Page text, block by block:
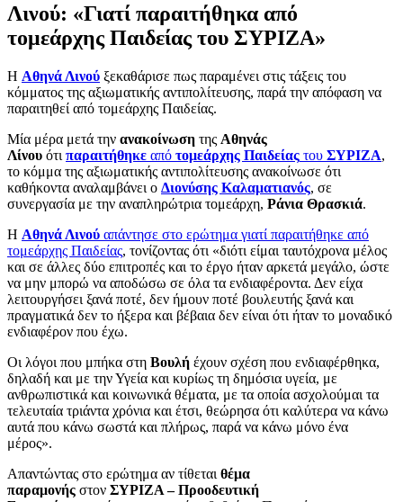
Λινού: «Γιατί παραιτήθηκα από
τομεάρχης Παιδείας του ΣΥΡΙΖΑ»
Η Αθηνά Λινού ξεκαθάρισε πως παραμένει στις τάξεις του
κόμματος της αξιωματικής αντιπολίτευσης, παρά την απόφαση να
παραιτηθεί από τομεάρχης Παιδείας.
Μία μέρα μετά την ανακοίνωση της Αθηνάς
Λίνου ότι παραιτήθηκε από τομεάρχης Παιδείας του ΣΥΡΙΖΑ,
το κόμμα της αξιωματικής αντιπολίτευσης ανακοίνωσε ότι
καθήκοντα αναλαμβάνει ο Διονύσης Καλαματιανός, σε
συνεργασία με την αναπληρώτρια τομεάρχη, Ράνια Θρασκιά.
Η Αθηνά Λινού απάντησε στο ερώτημα γιατί παραιτήθηκε από
τομεάρχης Παιδείας, τονίζοντας ότι «διότι είμαι ταυτόχρονα μέλος
και σε άλλες δύο επιτροπές και το έργο ήταν αρκετά μεγάλο, ώστε
να μην μπορώ να αποδώσω σε όλα τα ενδιαφέροντα. Δεν είχα
λειτουργήσει ξανά ποτέ, δεν ήμουν ποτέ βουλευτής ξανά και
πραγματικά δεν το ήξερα και βέβαια δεν είναι ότι ήταν το μοναδικό
ενδιαφέρον που έχω.
Οι λόγοι που μπήκα στη Βουλή έχουν σχέση που ενδιαφέρθηκα,
δηλαδή και με την Υγεία και κυρίως τη δημόσια υγεία, με
ανθρωπιστικά και κοινωνικά θέματα, με τα οποία ασχολούμαι τα
τελευταία τριάντα χρόνια και έτσι, θεώρησα ότι καλύτερα να κάνω
αυτά που κάνω σωστά και πλήρως, παρά να κάνω μόνο ένα
μέρος».
Απαντώντας στο ερώτημα αν τίθεται θέμα
παραμονής στον ΣΥΡΙΖΑ – Προοδευτική